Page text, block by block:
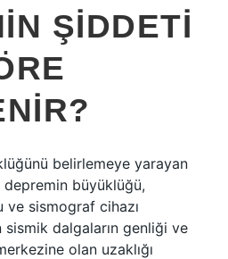
ŞIDDETI
belirlemeye yarayan
büyüklüğü,
sismograf cihazı
dalgaların genliği ve
olan uzaklığı